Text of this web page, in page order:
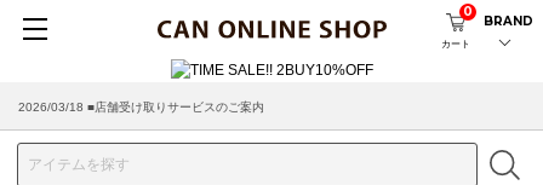
カート
0
BRAND
2026/03/18 ■店舗受け取りサービスのご案内